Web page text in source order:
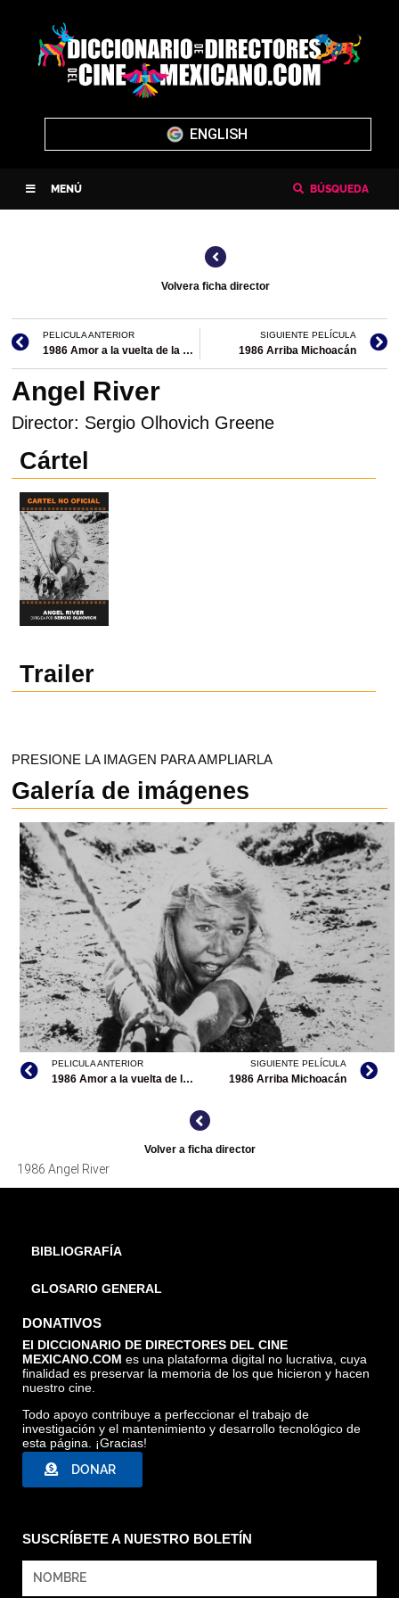
ENGLISH
MENÚ BÚSQUEDA
Volvera ficha director
PELICULA ANTERIOR
1986 Amor a la vuelta de la esquina
SIGUIENTE PELÍCULA
1986 Arriba Michoacán
Angel River
Director: Sergio Olhovich Greene
Cártel
Trailer
PRESIONE LA IMAGEN PARA AMPLIARLA
Galería de imágenes
ANGEL RIVER, ARCHIVO CINETECA NACIONAL
PELICULA ANTERIOR
1986 Amor a la vuelta de la esquina
SIGUIENTE PELÍCULA
1986 Arriba Michoacán
Volver a ficha director
1986 Angel River
BIBLIOGRAFÍA
GLOSARIO GENERAL
DONATIVOS
El DICCIONARIO DE DIRECTORES DEL CINE
MEXICANO.COM es una plataforma digital no lucrativa, cuya
finalidad es preservar la memoria de los que hicieron y hacen
nuestro cine.
Todo apoyo contribuye a perfeccionar el trabajo de
investigación y el mantenimiento y desarrollo tecnológico de
esta página. ¡Gracias!
DONAR
SUSCRÍBETE A NUESTRO BOLETÍN